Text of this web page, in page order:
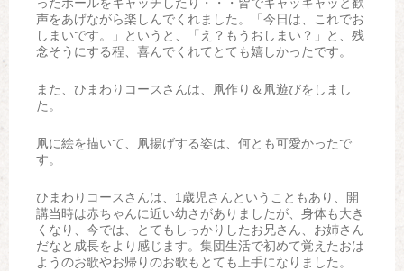
声をあげながら楽しんでくれました。「今日は、これでお
しまいです。」というと、「え？もうおしまい？」と、残
念そうにする程、喜んでくれてとても嬉しかったです。
また、ひまわりコースさんは、凧作り＆凧遊びをしまし
た。
凧に絵を描いて、凧揚げする姿は、何とも可愛かったで
す。
ひまわりコースさんは、1歳児さんということもあり、開
講当時は赤ちゃんに近い幼さがありましたが、身体も大き
くなり、今では、とてもしっかりしたお兄さん、お姉さん
だなと成長をより感じます。集団生活で初めて覚えたおは
ようのお歌やお帰りのお歌もとても上手になりました。